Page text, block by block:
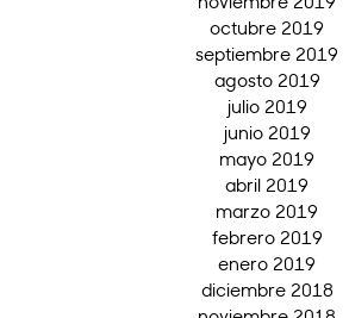
octubre 2019
septiembre 2019
agosto 2019
julio 2019
junio 2019
mayo 2019
abril 2019
marzo 2019
febrero 2019
enero 2019
diciembre 2018